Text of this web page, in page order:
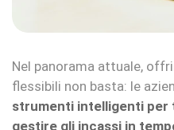
Nel panorama attuale,
flessibili non basta: le
strumenti intelligenti per
gestire gli incassi in